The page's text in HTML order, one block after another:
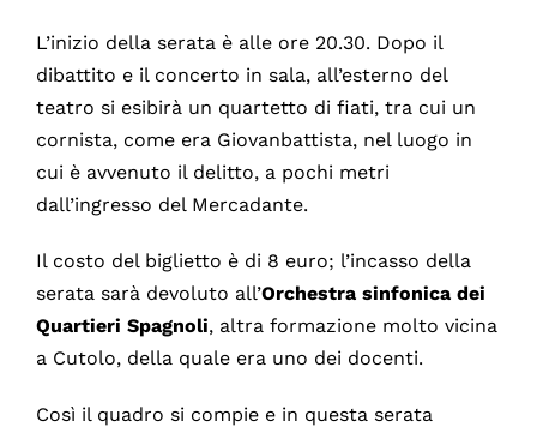
L’inizio della serata è alle ore 20.30. Dopo il
dibattito e il concerto in sala, all’esterno del
teatro si esibirà un quartetto di fiati, tra cui un
cornista, come era Giovanbattista, nel luogo in
cui è avvenuto il delitto, a pochi metri
dall’ingresso del Mercadante.
Il costo del biglietto è di 8 euro; l’incasso della
serata sarà devoluto all’Orchestra sinfonica dei
Quartieri Spagnoli, altra formazione molto vicina
a Cutolo, della quale era uno dei docenti.
Così il quadro si compie e in questa serata